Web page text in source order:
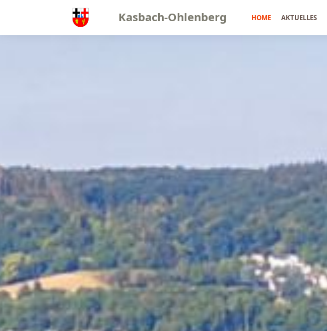
Kasbach-Ohlenberg HOME AKTUELLES